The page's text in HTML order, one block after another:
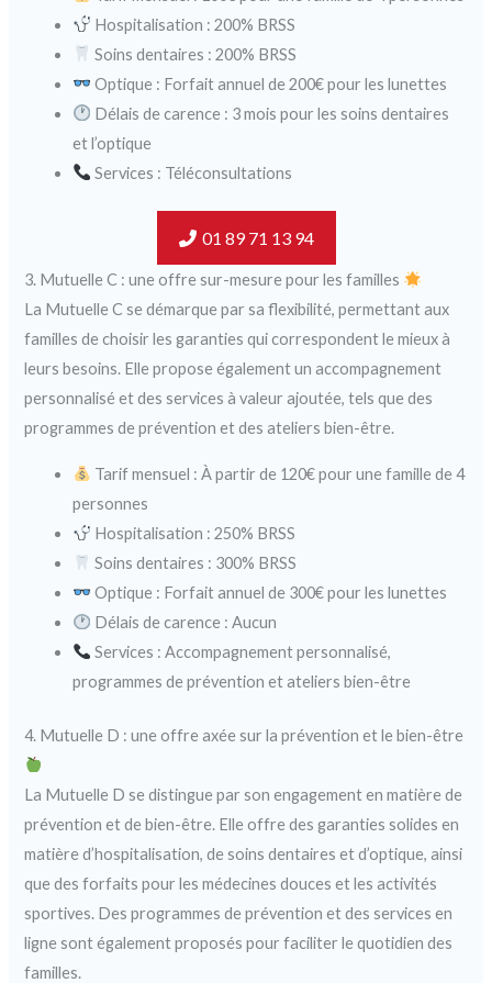
Hospitalisation : 200% BRSS
Soins dentaires : 200% BRSS
Optique : Forfait annuel de 200€ pour les lunettes
Délais de carence : 3 mois pour les soins dentaires
et l’optique
Services : Téléconsultations
01 89 71 13 94
3. Mutuelle C : une offre sur-mesure pour les familles
La Mutuelle C se démarque par sa flexibilité, permettant aux
familles de choisir les garanties qui correspondent le mieux à
leurs besoins. Elle propose également un accompagnement
personnalisé et des services à valeur ajoutée, tels que des
programmes de prévention et des ateliers bien-être.
Tarif mensuel : À partir de 120€ pour une famille de 4
personnes
Hospitalisation : 250% BRSS
Soins dentaires : 300% BRSS
Optique : Forfait annuel de 300€ pour les lunettes
Délais de carence : Aucun
Services : Accompagnement personnalisé,
programmes de prévention et ateliers bien-être
4. Mutuelle D : une offre axée sur la prévention et le bien-être
La Mutuelle D se distingue par son engagement en matière de
prévention et de bien-être. Elle offre des garanties solides en
matière d’hospitalisation, de soins dentaires et d’optique, ainsi
que des forfaits pour les médecines douces et les activités
sportives. Des programmes de prévention et des services en
ligne sont également proposés pour faciliter le quotidien des
familles.